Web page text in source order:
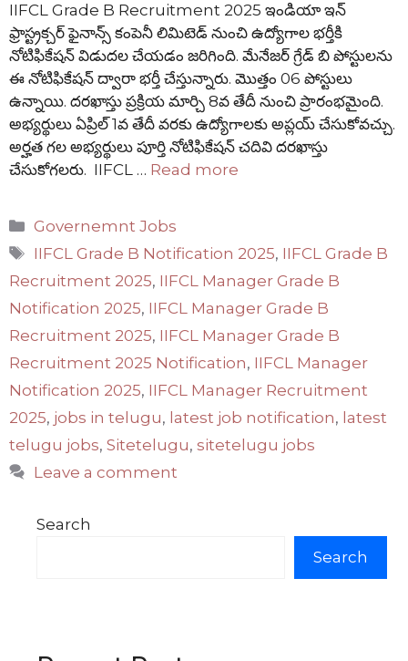
IIFCL Grade B Recruitment 2025 ఇండియా ఇన్
ఫ్రాస్ట్రక్చర్ ఫైనాన్స్ కంపెనీ లిమిటెడ్ నుంచి ఉద్యోగాల భర్తీకి
నోటిఫికేషన్ విడుదల చేయడం జరిగింది. మేనేజర్ గ్రేడ్ బి పోస్టులను
ఈ నోటిఫికేషన్ ద్వారా భర్తీ చేస్తున్నారు. మొత్తం 06 పోస్టులు
ఉన్నాయి. దరఖాస్తు ప్రక్రియ మార్చి 8వ తేదీ నుంచి ప్రారంభమైంది.
అభ్యర్థులు ఏప్రిల్ 1వ తేదీ వరకు ఉద్యోగాలకు అప్లయ్ చేసుకోవచ్చు.
అర్హత గల అభ్యర్థులు పూర్తి నోటిఫికేషన్ చదివి దరఖాస్తు
చేసుకోగలరు. IIFCL … Read more
Categories
Governemnt Jobs
Tags
IIFCL Grade B Notification 2025, IIFCL Grade B
Recruitment 2025, IIFCL Manager Grade B
Notification 2025, IIFCL Manager Grade B
Recruitment 2025, IIFCL Manager Grade B
Recruitment 2025 Notification, IIFCL Manager
Notification 2025, IIFCL Manager Recruitment
2025, jobs in telugu, latest job notification, latest
telugu jobs, Sitetelugu, sitetelugu jobs
Leave a comment
Search
Search